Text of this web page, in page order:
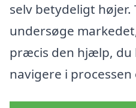
selv betydeligt højer.
undersøge
præcis den hjælp, du
navigere i